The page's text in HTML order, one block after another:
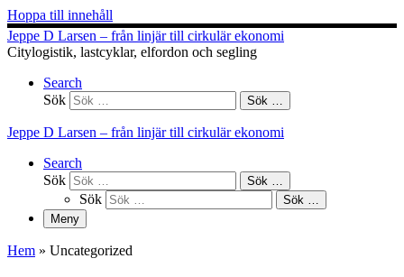
Hoppa till innehåll
Jeppe D Larsen – från linjär till cirkulär ekonomi
Citylogistik, lastcyklar, elfordon och segling
Search
Sök
Sök …
Jeppe D Larsen – från linjär till cirkulär ekonomi
Search
Sök
Sök …
Sök
Sök …
Meny
Hem » Uncategorized